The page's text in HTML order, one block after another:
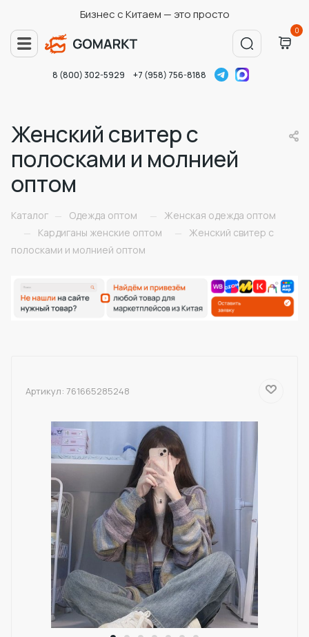
Бизнес с Китаем — это просто
0
8 (800) 302-5929 +7 (958) 756-8188
Женский свитер с
полосками и молнией
оптом
Каталог — Одежда оптом —
Женская одежда оптом
—
Кардиганы женские оптом —
Женский свитер с
полосками и молнией оптом
Артикул: 761665285248